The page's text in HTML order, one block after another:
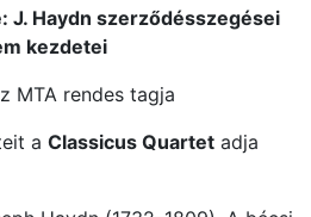
J. Haydn szerződésszegései
kezdetei
MTA rendes tagja
a Classicus Quartet adja